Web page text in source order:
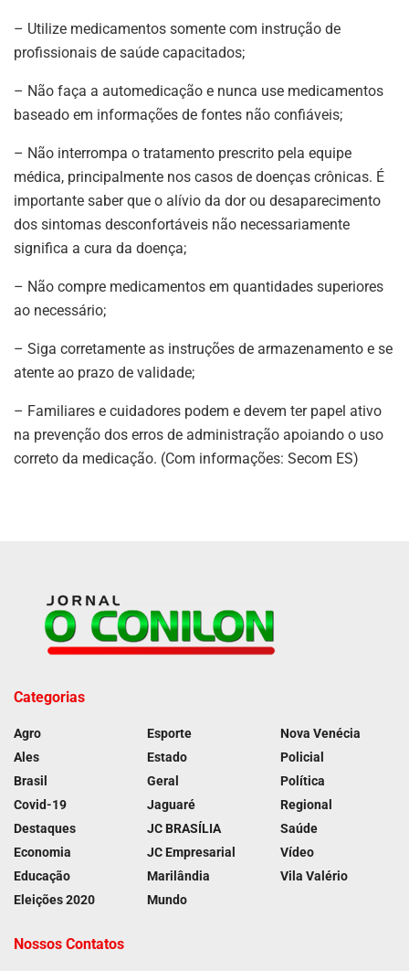
– Utilize medicamentos somente com instrução de
profissionais de saúde capacitados;
– Não faça a automedicação e nunca use medicamentos
baseado em informações de fontes não confiáveis;
– Não interrompa o tratamento prescrito pela equipe
médica, principalmente nos casos de doenças crônicas. É
importante saber que o alívio da dor ou desaparecimento
dos sintomas desconfortáveis não necessariamente
significa a cura da doença;
– Não compre medicamentos em quantidades superiores
ao necessário;
– Siga corretamente as instruções de armazenamento e se
atente ao prazo de validade;
– Familiares e cuidadores podem e devem ter papel ativo
na prevenção dos erros de administração apoiando o uso
correto da medicação. (Com informações: Secom ES)
Categorias
Agro
Ales
Brasil
Covid-19
Destaques
Economia
Educação
Eleições 2020
Esporte
Estado
Geral
Jaguaré
JC BRASÍLIA
JC Empresarial
Marilândia
Mundo
Nova Venécia
Policial
Política
Regional
Saúde
Vídeo
Vila Valério
Nossos Contatos